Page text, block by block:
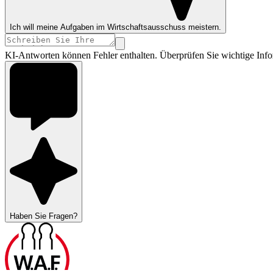
Ich will meine Aufgaben im Wirtschaftsausschuss meistern.
KI-Antworten können Fehler enthalten. Überprüfen Sie wichtige
Haben Sie Fragen?